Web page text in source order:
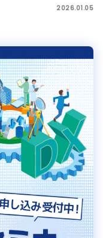
2026.01.05